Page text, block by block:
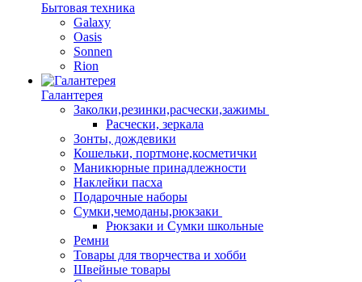
Бытовая техника
Galaxy
Oasis
Sonnen
Rion
Галантерея
Заколки,резинки,расчески,зажимы
Расчески, зеркала
Зонты, дождевики
Кошельки, портмоне,косметички
Маникюрные принадлежности
Наклейки пасха
Подарочные наборы
Сумки,чемоданы,рюкзаки
Рюкзаки и Сумки школьные
Ремни
Товары для творчества и хобби
Швейные товары